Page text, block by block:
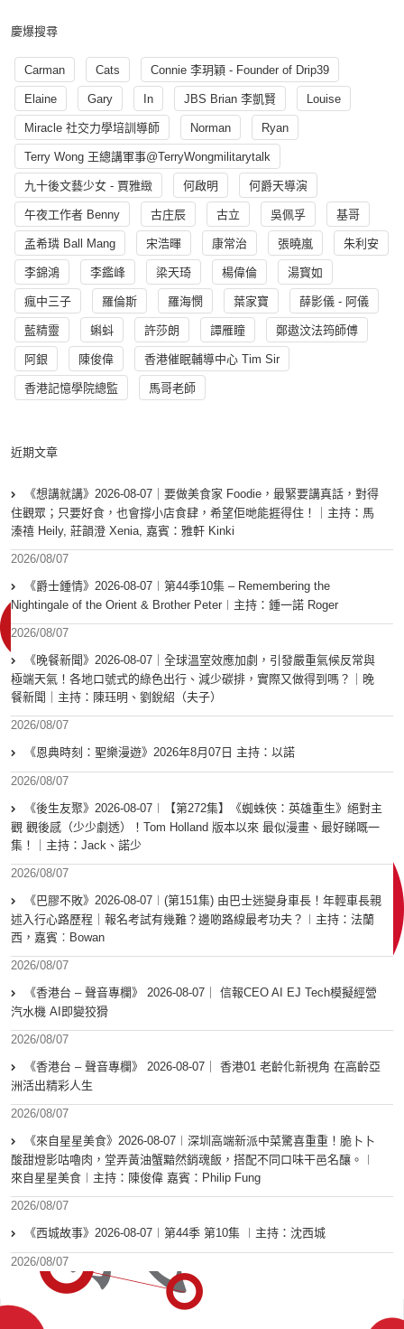
慶爆搜尋
Carman Cats Connie 李玥穎 - Founder of Drip39
Elaine Gary In JBS Brian 李凱賢 Louise
Miracle 社交力學培訓導師 Norman Ryan
Terry Wong 王總講軍事@TerryWongmilitarytalk
九十後文藝少女 - 賈雅緻 何啟明 何爵天導演
午夜工作者 Benny 古庄辰 古立 吳佩孚 基哥
孟希璘 Ball Mang 宋浩暉 康常治 張曉嵐 朱利安
李錦鴻 李鑑峰 梁天琦 楊偉倫 湯寳如
瘋中三子 羅倫斯 羅海憫 葉家寶 薛影儀 - 阿儀
藍精靈 蝌蚪 許莎朗 譚雁瞳 鄭遨汶法筠師傅
阿銀 陳俊偉 香港催眠輔導中心 Tim Sir
香港記憶學院總監 馬哥老師
近期文章
《想講就講》2026-08-07｜要做美食家 Foodie，最緊要講真話，對得
住觀眾；只要好食，也會撐小店食肆，希望佢哋能捱得住！｜主持：馬
溱禧 Heily, 莊韻澄 Xenia, 嘉賓：雅軒 Kinki
2026/08/07
《爵士鍾情》2026-08-07︱第44季10集 – Remembering the
Nightingale of the Orient & Brother Peter︱主持：鍾一諾 Roger
2026/08/07
《晚餐新聞》2026-08-07｜全球溫室效應加劇，引發嚴重氣候反常與
極端天氣！各地口號式的綠色出行、減少碳排，實際又做得到嗎？｜晚
餐新聞｜主持：陳珏明、劉銳紹（夫子）
2026/08/07
《恩典時刻：聖樂漫遊》2026年8月07日 主持：以諾
2026/08/07
《後生友聚》2026-08-07︱【第272集】《蜘蛛俠：英雄重生》絕對主
觀 觀後感（少少劇透）！Tom Holland 版本以來 最似漫畫、最好睇嘅一
集！｜主持：Jack、諾少
2026/08/07
《巴膠不敗》2026-08-07︱(第151集) 由巴士迷變身車長！年輕車長親
述入行心路歷程｜報名考試有幾難？邊啲路線最考功夫？︱主持：法蘭
西，嘉賓︰Bowan
2026/08/07
《香港台 – 聲音專欄》 2026-08-07｜ 信報CEO AI EJ Tech模擬經營
汽水機 AI即變狡猾
2026/08/07
《香港台 – 聲音專欄》 2026-08-07｜ 香港01 老齡化新視角 在高齡亞
洲活出精彩人生
2026/08/07
《來自星星美食》2026-08-07︱深圳高端新派中菜驚喜重重！脆卜卜
酸甜燈影咕嚕肉，堂弄黃油蟹黯然銷魂飯，搭配不同口味干邑名釀。︱
來自星星美食︱主持：陳俊偉 嘉賓：Philip Fung
2026/08/07
《西城故事》2026-08-07︱第44季 第10集 ︱主持：沈西城
2026/08/07